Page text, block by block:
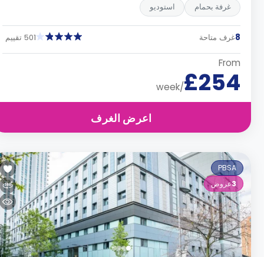
غرفة بحمام استوديو
غرف متاحة 501 تقييم
From
£254
/week
اعرض الغرف
PBSA
3 عروض